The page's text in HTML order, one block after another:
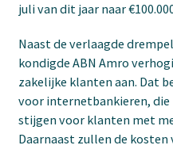
juli van dit jaar naar
Naast de verlaagde
kondigde ABN Amro
zakelijke klanten aan. Dat
voor internetbankieren, die
stijgen voor klanten met
Daarnaast zullen de